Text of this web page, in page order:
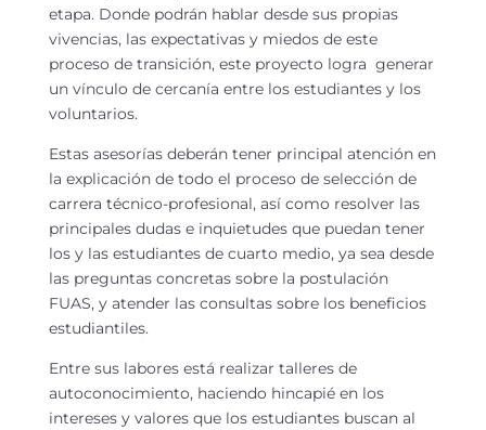
etapa. Donde podrán hablar desde sus propias
vivencias, las expectativas y miedos de este
proceso de transición, este proyecto logra generar
un vínculo de cercanía entre los estudiantes y los
voluntarios.
Estas asesorías deberán tener principal atención en
la explicación de todo el proceso de selección de
carrera técnico-profesional, así como resolver las
principales dudas e inquietudes que puedan tener
los y las estudiantes de cuarto medio, ya sea desde
las preguntas concretas sobre la postulación
FUAS, y atender las consultas sobre los beneficios
estudiantiles.
Entre sus labores está realizar talleres de
autoconocimiento, haciendo hincapié en los
intereses y valores que los estudiantes buscan al